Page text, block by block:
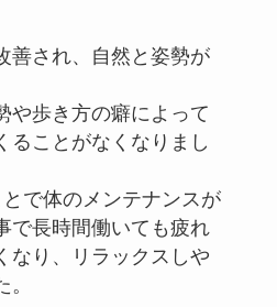
善され、自然と姿勢が
や歩き方の癖によって
ることがなくなりまし
で体のメンテナンスが
で長時間働いても疲れ
なり、リラックスしや